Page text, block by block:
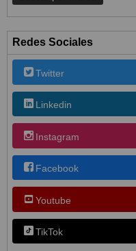
Redes Sociales
Twitter
Linkedin
Instagram
Facebook
Youtube
TikTok